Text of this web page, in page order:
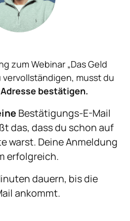
zum Webinar „Das Geld
bestätigen.
Bestätigungs-E-Mail
das, dass du schon auf
warst. Deine Anmeldung
erfolgreich.
dauern, bis die
ankommt.